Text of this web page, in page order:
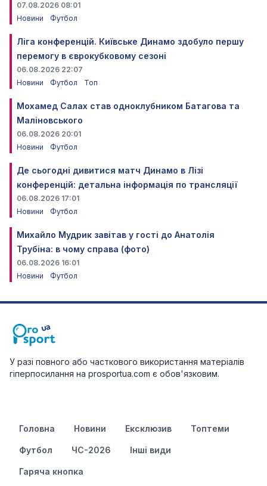
07.08.2026 08:01
Новини
Футбол
Ліга конференцій. Київське Динамо здобуло першу
перемогу в єврокубковому сезоні
06.08.2026 22:07
Новини
Футбол Топ
Мохамед Салах став одноклубником Батагова та
Маліновського
06.08.2026 20:01
Новини
Футбол
Де сьогодні дивитися матч Динамо в Лізі
конференцій: детальна інформація по трансляції
06.08.2026 17:01
Новини
Футбол
Михайло Мудрик завітав у гості до Анатолія
Трубіна: в чому справа (фото)
06.08.2026 16:01
Новини
Футбол
У разі повного або часткового використання матеріалів
гіперпосилання на prosportua.com є обов'язковим.
Головна Новини Ексклюзив Топтеми
Футбол ЧС-2026 Інші види
Гаряча кнопка